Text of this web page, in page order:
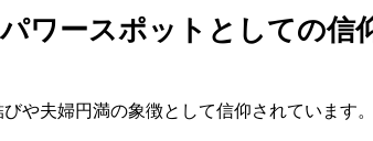
ワースポットとしての信
や夫婦円満の象徴として信仰されています